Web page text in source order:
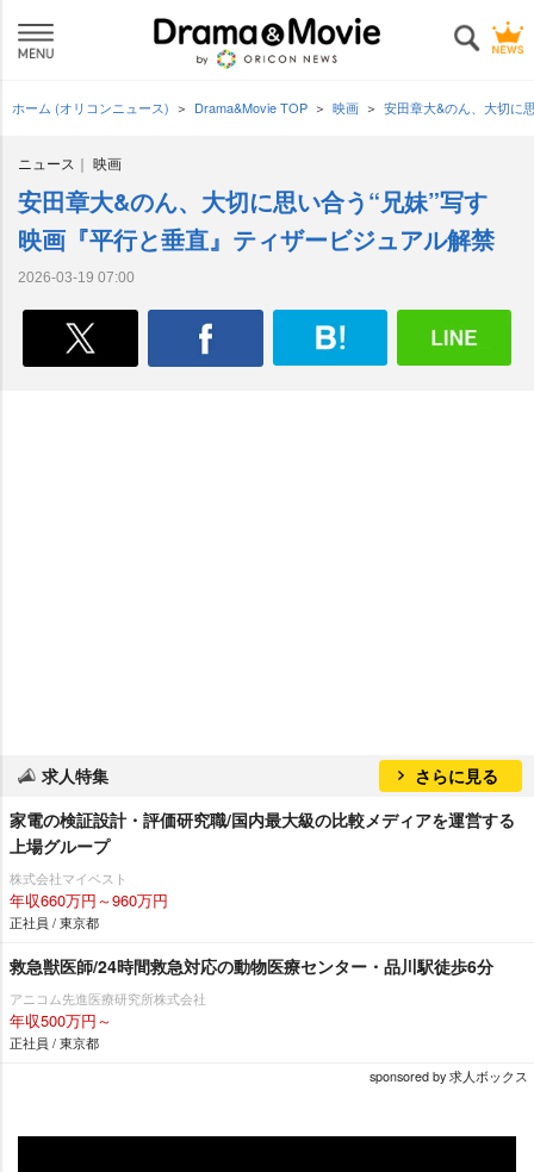
ホーム (オリコンニュース) Drama&Movie TOP 映画 安田章大&のん、大切に
ニュース 映画
安田章大&のん、大切に思い合う“兄妹”写す
映画『平行と垂直』ティザービジュアル解禁
2026-03-19 07:00
求人特集
さらに見る
家電の検証設計・評価研究職/国内最大級の比較メディアを運営する
上場グループ
株式会社マイベスト
年収660万円～960万円
正社員 / 東京都
救急獣医師/24時間救急対応の動物医療センター・品川駅徒歩6分
アニコム先進医療研究所株式会社
年収500万円～
正社員 / 東京都
sponsored by 求人ボックス